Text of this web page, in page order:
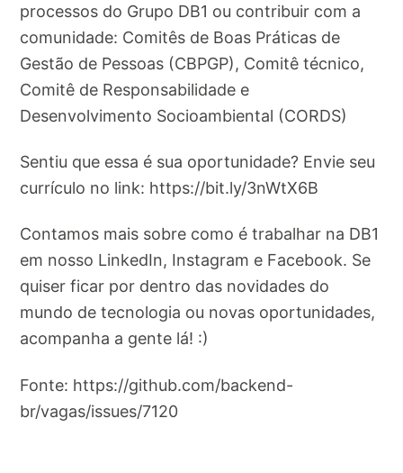
processos do Grupo DB1 ou contribuir com a
comunidade: Comitês de Boas Práticas de
Gestão de Pessoas (CBPGP), Comitê técnico,
Comitê de Responsabilidade e
Desenvolvimento Socioambiental (CORDS)
Sentiu que essa é sua oportunidade? Envie seu
currículo no link: https://bit.ly/3nWtX6B
Contamos mais sobre como é trabalhar na DB1
em nosso LinkedIn, Instagram e Facebook. Se
quiser ficar por dentro das novidades do
mundo de tecnologia ou novas oportunidades,
acompanha a gente lá! :)
Fonte: https://github.com/backend-
br/vagas/issues/7120